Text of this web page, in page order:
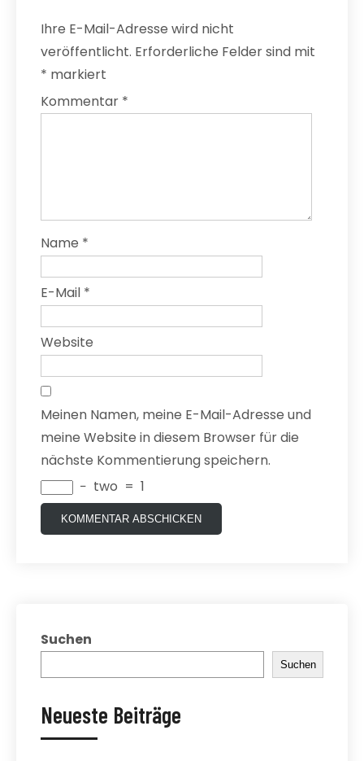
Ihre E-Mail-Adresse wird nicht
veröffentlicht. Erforderliche Felder sind mit
* markiert
Kommentar *
Name *
E-Mail *
Website
Meinen Namen, meine E-Mail-Adresse und
meine Website in diesem Browser für die
nächste Kommentierung speichern.
− two = 1
Suchen
Suchen
Neueste Beiträge